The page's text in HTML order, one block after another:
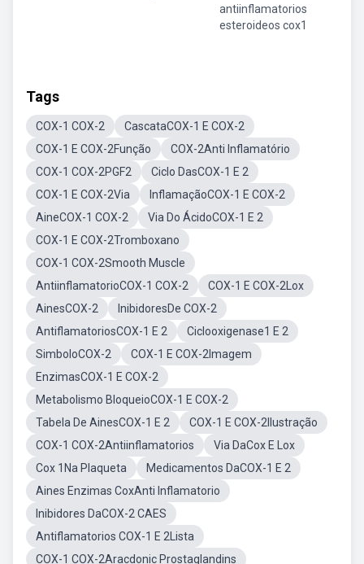
antiinflamatorios
esteroideos cox1
Tags
COX-1 COX-2
CascataCOX-1 E COX-2
COX-1 E COX-2Função
COX-2Anti Inflamatório
COX-1 COX-2PGF2
Ciclo DasCOX-1 E 2
COX-1 E COX-2Via
InflamaçãoCOX-1 E COX-2
AineCOX-1 COX-2
Via Do ÁcidoCOX-1 E 2
COX-1 E COX-2Tromboxano
COX-1 COX-2Smooth Muscle
AntiinflamatorioCOX-1 COX-2
COX-1 E COX-2Lox
AinesCOX-2
InibidoresDe COX-2
AntiflamatoriosCOX-1 E 2
Ciclooxigenase1 E 2
SimboloCOX-2
COX-1 E COX-2Imagem
EnzimasCOX-1 E COX-2
Metabolismo BloqueioCOX-1 E COX-2
Tabela De AinesCOX-1 E 2
COX-1 E COX-2Ilustração
COX-1 COX-2Antiinflamatorios
Via DaCox E Lox
Cox 1Na Plaqueta
Medicamentos DaCOX-1 E 2
Aines Enzimas CoxAnti Inflamatorio
Inibidores DaCOX-2 CAES
Antiflamatorios COX-1 E 2Lista
COX-1 COX-2Aracdonic Prostaglandins